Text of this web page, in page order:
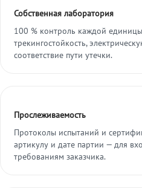
Собственная лаборатория
100 % контроль каждой
трекингостойкость,
соответствие пути утечки.
Прослеживаемость
Протоколы испытаний и
артикулу и дате партии — для
требованиям заказчика.